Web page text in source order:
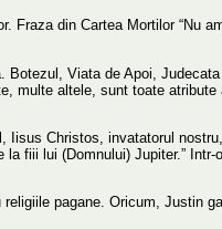
din Cartea Mortilor “Nu
Viata de Apoi,
altele, sunt toate
Christos, invatatorul
fiii lui (Domnului) Jupiter.”
pagane. Oricum, Justin